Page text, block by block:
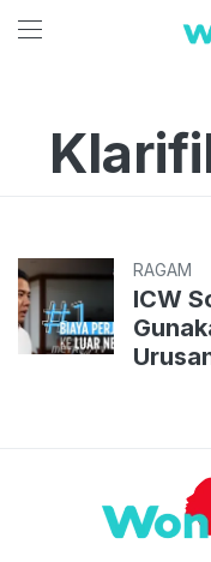
RAGAM
ICW